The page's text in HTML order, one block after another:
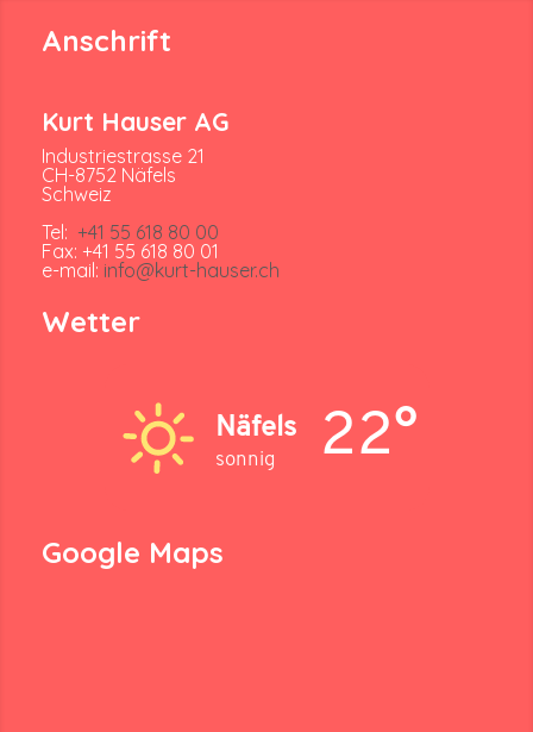
Anschrift
Kurt Hauser AG
Industriestrasse 21
CH-8752 Näfels
Schweiz
Tel: +41 55 618 80 00
Fax: +41 55 618 80 01
e-mail: info@kurt-hauser.ch
Wetter
Näfels
sonnig 22°
Google Maps